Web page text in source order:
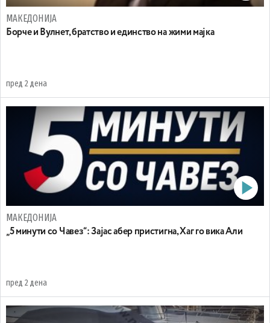
МАКЕДОНИЈА
Борче и Вулнет, братство и единство на жими мајка
пред 2 дена
МАКЕДОНИЈА
„5 минути со Чавез“: Зајас абер пристигна, Хаг го вика Али
пред 2 дена